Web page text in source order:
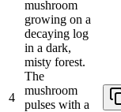
4
mushroom
growing on a
decaying log
in a dark,
misty forest.
The
mushroom
pulses with a